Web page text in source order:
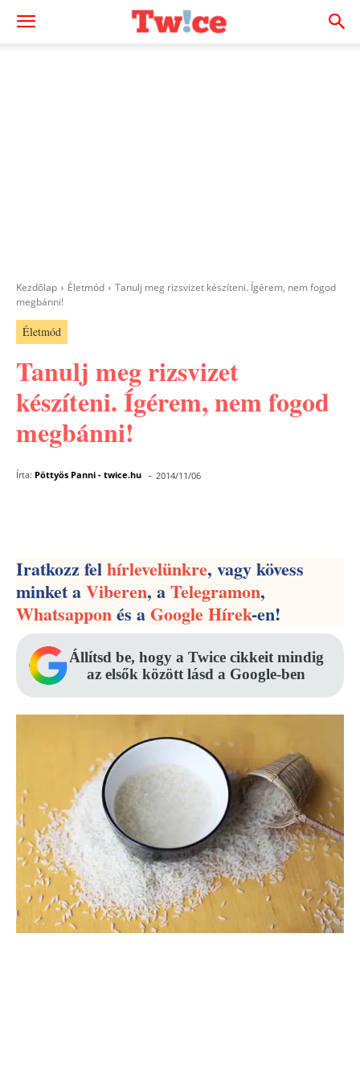
Kezdőlap Életmód
Tanulj meg rizsvizet készíteni. Ígérem, nem fogod
megbánni!
Életmód
Tanulj meg rizsvizet
készíteni. Ígérem, nem fogod
megbánni!
Írta: Pöttyös Panni - twice.hu - 2014/11/06
Iratkozz felhírlevelünkre, vagy kövess
minket aViberen, aTelegramon,
Whatsapponés aGoogle Hírek-en!
Állítsd be, hogy a Twice cikkeit mindig
az elsők között lásd a Google-ben